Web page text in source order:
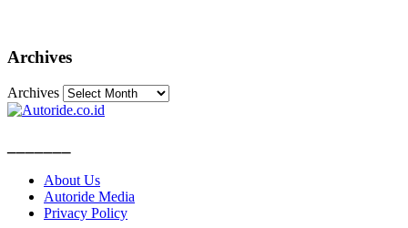
Archives
Archives
About Us
Autoride Media
Privacy Policy